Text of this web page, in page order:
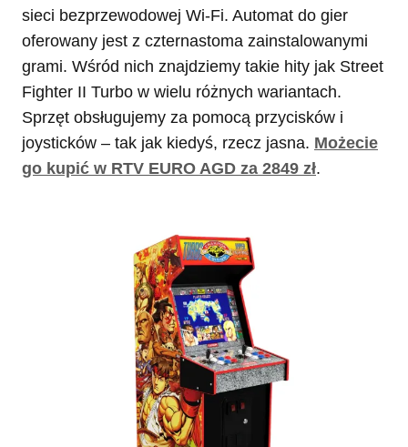
sieci bezprzewodowej Wi-Fi. Automat do gier
oferowany jest z czternastoma zainstalowanymi
grami. Wśród nich znajdziemy takie hity jak Street
Fighter II Turbo w wielu różnych wariantach.
Sprzęt obsługujemy za pomocą przycisków i
joysticków – tak jak kiedyś, rzecz jasna. Możecie
go kupić w RTV EURO AGD za 2849 zł.